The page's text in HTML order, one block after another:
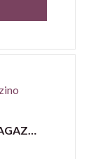
AMARO ZAZÀ DI VECCHIO MAGAZZINO DOGANALE